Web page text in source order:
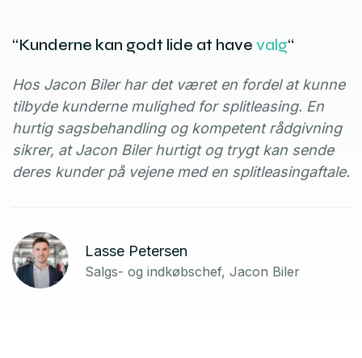
“Kunderne kan godt lide at have valg“
Hos Jacon Biler har det været en fordel at kunne
tilbyde kunderne mulighed for splitleasing. En
hurtig sagsbehandling og kompetent rådgivning
sikrer, at Jacon Biler hurtigt og trygt kan sende
deres kunder på vejene med en splitleasingaftale.
Lasse Petersen
Salgs- og indkøbschef, Jacon Biler